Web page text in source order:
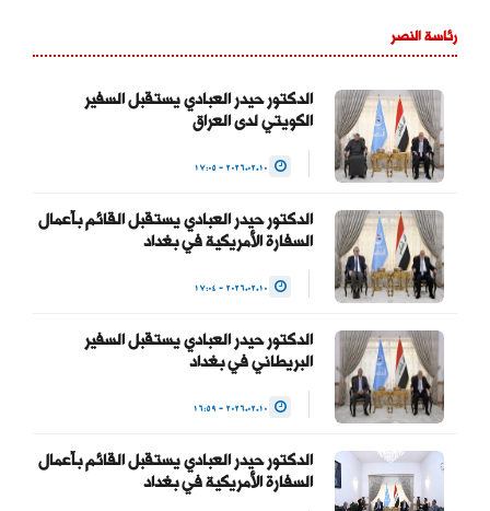
المواطنين وحماية التجربة
الديمقراطية والتداول السلمي
للسلطة والحفاظ على…
العبادي
(@HaiderAlAbadi)
January 23, 2026
رئاسة النصر
الدكتور حيدر العبادي يستقبل السفير
الكويتي لدى العراق
الدكتور حيدر العبادي يستقبل القائم بأعمال
السفارة الأمريكية في بغداد
الدكتور حيدر العبادي يستقبل السفير
البريطاني في بغداد
الدكتور حيدر العبادي يستقبل القائم بأعمال
السفارة الأمريكية في بغداد